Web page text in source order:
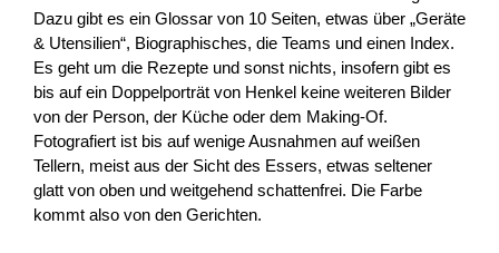
Dazu gibt es ein Glossar von 10 Seiten, etwas über „Geräte
& Utensilien“, Biographisches, die Teams und einen Index.
Es geht um die Rezepte und sonst nichts, insofern gibt es
bis auf ein Doppelporträt von Henkel keine weiteren Bilder
von der Person, der Küche oder dem Making-Of.
Fotografiert ist bis auf wenige Ausnahmen auf weißen
Tellern, meist aus der Sicht des Essers, etwas seltener
glatt von oben und weitgehend schattenfrei. Die Farbe
kommt also von den Gerichten.